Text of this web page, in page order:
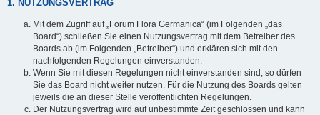
1. NUTZUNGSVERTRAG
Mit dem Zugriff auf „Forum Flora Germanica“ (im Folgenden „das
Board“) schließen Sie einen Nutzungsvertrag mit dem Betreiber des
Boards ab (im Folgenden „Betreiber“) und erklären sich mit den
nachfolgenden Regelungen einverstanden.
Wenn Sie mit diesen Regelungen nicht einverstanden sind, so dürfen
Sie das Board nicht weiter nutzen. Für die Nutzung des Boards gelten
jeweils die an dieser Stelle veröffentlichten Regelungen.
Der Nutzungsvertrag wird auf unbestimmte Zeit geschlossen und kann